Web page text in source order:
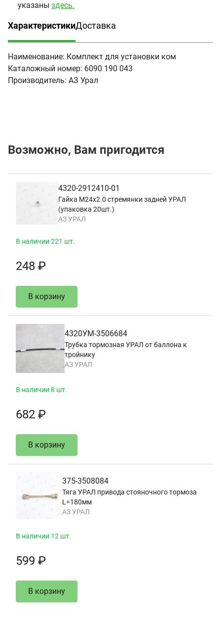
указаны здесь.
Характеристики
(активная вкладка)
Доставка
Наименование: Комплект для установки ком
Каталожный номер: 6090 190 043
Производитель: АЗ Урал
Возможно, Вам пригодится
4320-2912410-01
Гайка М24х2.0 стремянки задней УРАЛ
(упаковка 20шт.)
АЗ УРАЛ
В наличии 221 шт.
248 ₽
В корзину
4320УМ-3506684
Трубка тормозная УРАЛ от баллона к
тройнику
АЗ УРАЛ
В наличии 8 шт.
682 ₽
В корзину
375-3508084
Тяга УРАЛ привода стояночного тормоза
L=180мм
АЗ УРАЛ
В наличии 12 шт.
599 ₽
В корзину